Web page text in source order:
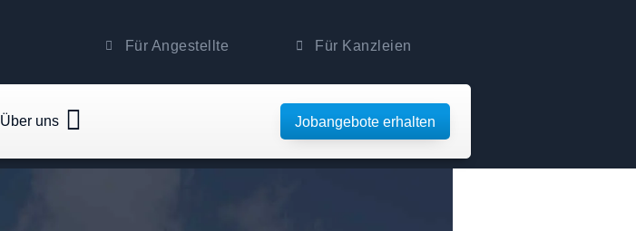
Für Angestellte Für Kanzleien
Über uns Jobangebote erhalten